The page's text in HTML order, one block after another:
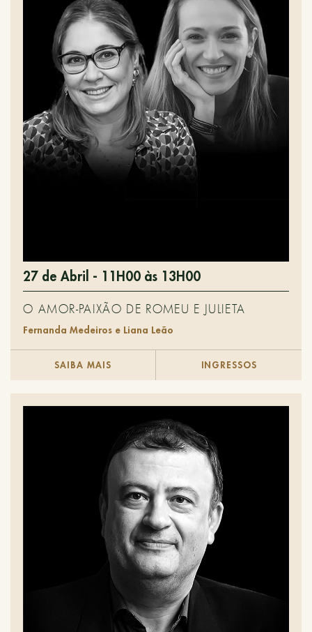
27 de Abril - 11H00 às 13H00
O AMOR-PAIXÃO DE ROMEU E JULIETA
Fernanda Medeiros e Liana Leão
SAIBA MAIS INGRESSOS